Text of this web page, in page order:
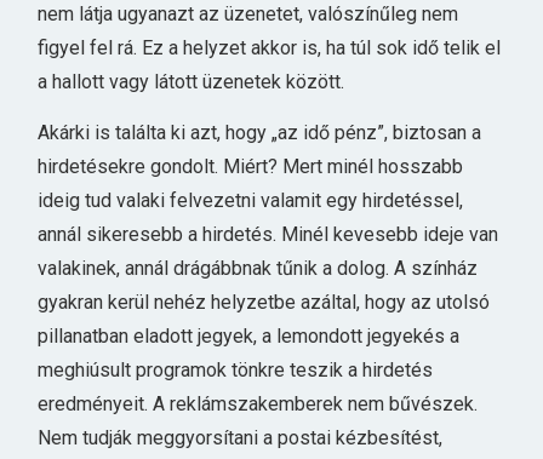
nem látja ugyanazt az üzenetet, valószínűleg nem
figyel fel rá. Ez a helyzet akkor is, ha túl sok idő telik el
a hallott vagy látott üzenetek között.
Akárki is találta ki azt, hogy „az idő pénz”, biztosan a
hirdetésekre gondolt. Miért? Mert minél hosszabb
ideig tud valaki felvezetni valamit egy hirdetéssel,
annál sikeresebb a hirdetés. Minél kevesebb ideje van
valakinek, annál drágábbnak tűnik a dolog. A színház
gyakran kerül nehéz helyzetbe azáltal, hogy az utolsó
pillanatban eladott jegyek, a lemondott jegyekés a
meghiúsult programok tönkre teszik a hirdetés
eredményeit. A reklámszakemberek nem bűvészek.
Nem tudják meggyorsítani a postai kézbesítést,